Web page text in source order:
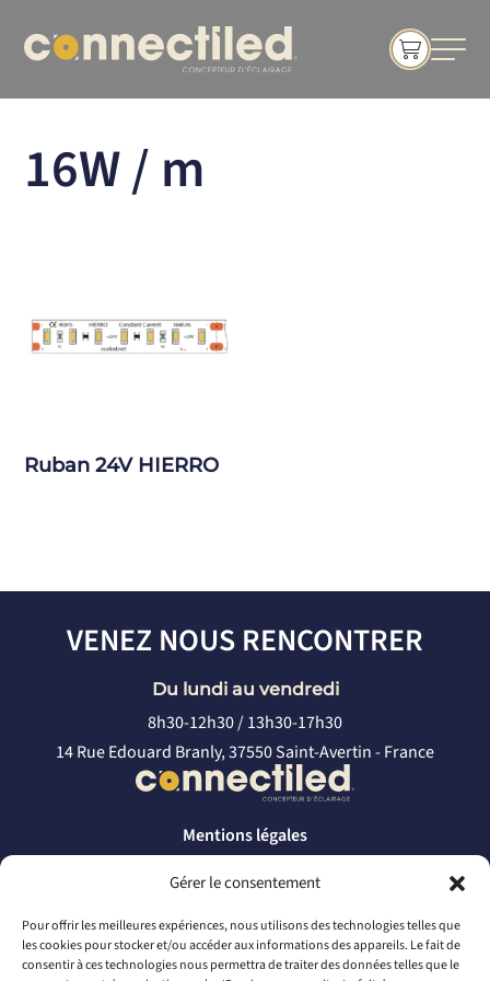
Gérer le consentement
Pour offrir les meilleures expériences, nous utilisons des technologies telles que
les cookies pour stocker et/ou accéder aux informations des appareils. Le fait de
consentir à ces technologies nous permettra de traiter des données telles que le
16W / m
Ruban 24V HIERRO
VENEZ NOUS RENCONTRER
Du lundi au vendredi
8h30-12h30 / 13h30-17h30
14 Rue Edouard Branly, 37550 Saint-Avertin - France
Mentions légales
Politique de confidentialité
CONTACTEZ-NOUS
par téléphone